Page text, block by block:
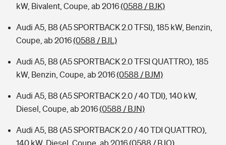
kW, Bivalent, Coupe, ab 2016(0588 / BJK)
Audi A5, B8 (A5 SPORTBACK 2.0 TFSI), 185 kW, Benzin,
Coupe, ab 2016(0588 / BJL)
Audi A5, B8 (A5 SPORTBACK 2.0 TFSI QUATTRO), 185
kW, Benzin, Coupe, ab 2016(0588 / BJM)
Audi A5, B8 (A5 SPORTBACK 2.0 / 40 TDI), 140 kW,
Diesel, Coupe, ab 2016(0588 / BJN)
Audi A5, B8 (A5 SPORTBACK 2.0 / 40 TDI QUATTRO),
140 kW, Diesel, Coupe, ab 2016(0588 / BJO)